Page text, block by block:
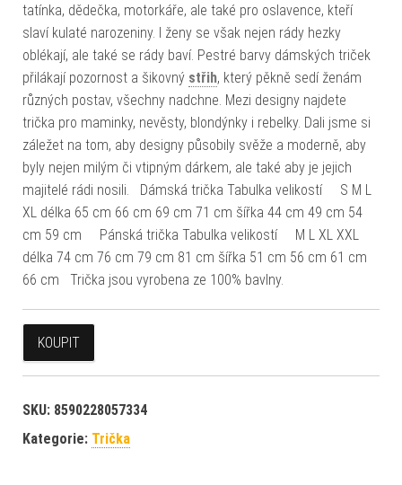
tatínka, dědečka, motorkáře, ale také pro oslavence, kteří
slaví kulaté narozeniny. I ženy se však nejen rády hezky
oblékají, ale také se rády baví. Pestré barvy dámských triček
přilákají pozornost a šikovný střih, který pěkně sedí ženám
různých postav, všechny nadchne. Mezi designy najdete
trička pro maminky, nevěsty, blondýnky i rebelky. Dali jsme si
záležet na tom, aby designy působily svěže a moderně, aby
byly nejen milým či vtipným dárkem, ale také aby je jejich
majitelé rádi nosili. Dámská trička Tabulka velikostí S M L
XL délka 65 cm 66 cm 69 cm 71 cm šířka 44 cm 49 cm 54
cm 59 cm Pánská trička Tabulka velikostí M L XL XXL
délka 74 cm 76 cm 79 cm 81 cm šířka 51 cm 56 cm 61 cm
66 cm Trička jsou vyrobena ze 100% bavlny.
KOUPIT
SKU: 8590228057334
Kategorie: Trička